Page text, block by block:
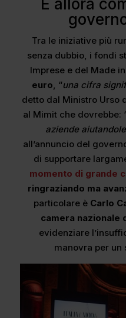
E allora
Tra le iniziative più
senza dubbio, i fondi
Imprese e del Made
euro, “una cifra
detto dal Ministro Urso
al Mimit che dovrebbe:
aziende
all’annuncio del
di supportare
momento di grande
ringraziando ma
particolare è Carlo
camera nazionale
evidenziare
manovra per